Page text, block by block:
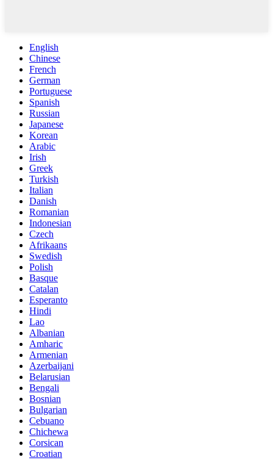
English
Chinese
French
German
Portuguese
Spanish
Russian
Japanese
Korean
Arabic
Irish
Greek
Turkish
Italian
Danish
Romanian
Indonesian
Czech
Afrikaans
Swedish
Polish
Basque
Catalan
Esperanto
Hindi
Lao
Albanian
Amharic
Armenian
Azerbaijani
Belarusian
Bengali
Bosnian
Bulgarian
Cebuano
Chichewa
Corsican
Croatian